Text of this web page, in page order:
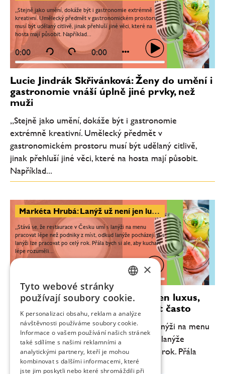
„Stejně jako umění, dokáže být i gastronomie extrémně
kreativní. Umělecký předmět v gastronomickém prostoru
musí být udělaný citlivě, jinak přehluší jiné věci, které na
hosta mají působit. Například...
0:00 0:00
Lucie Jindrák Skřivánková: Ženy do umění i
gastronomie vnáší úplně jiné prvky, než
muži
„Stejně jako umění, dokáže být i gastronomie
extrémně kreativní. Umělecký předmět v
gastronomickém prostoru musí být udělaný citlivě,
jinak přehluší jiné věci, které na hosta mají působit.
Například...
Markéta Hrubá: Lanýž už není jen luxus, krásné věci si můžeme dopřávat často
„Stává se, že restaurace v Česku umí s lanýži na menu
pracovat lépe než podniky z míst, odkud lanýže pocházejí. A s
lanýži lze pracovat po celý rok. Přála bych si ale, aby kuchaři
lépe rozuměli...
Markéta Hrubá: Lanýž už není jen luxus,
krásné věci si můžeme dopřávat často
„Stává se, že restaurace v Česku umí s lanýži na menu
pracovat lépe než podniky z míst, odkud lanýže
pocházejí. A s lanýži lze pracovat po celý rok. Přála
bych si ale, aby kuchaři lépe rozuměli...
ENGLISH
×
Tyto webové stránky
používají soubory cookie.
K personalizaci obsahu, reklam a analýze
návštěvnosti používáme soubory cookie.
Informace o vašem používání našich stránek
také sdílíme s našimi reklamními a
analytickými partnery, kteří je mohou
kombinovat s dalšími informacemi, které
jste jim poskytli nebo které shromáždili při